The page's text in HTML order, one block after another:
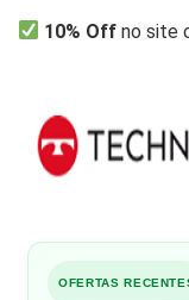
10% Off no site
OFERTAS